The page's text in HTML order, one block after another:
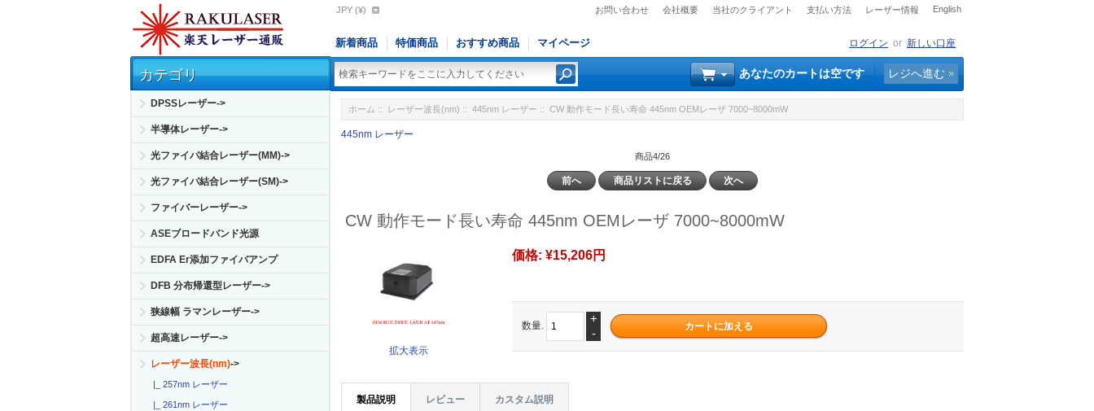
お問い合わせ 会社概要 当社のクライアント 支払い方法 レーザー情報 English
JPY (¥)
新着商品 特価商品 おすすめ商品 マイページ ログイン or 新しい口座
あなたのカートは空です レジへ進む
カテゴリ
DPSSレーザー->
半導体レーザー->
光ファイバ結合レーザー(MM)->
光ファイバ結合レーザー(SM)->
ファイバーレーザー->
ASEブロードバンド光源
EDFA Er添加ファイバアンプ
DFB 分布帰還型レーザー->
狭線幅 ラマンレーザー->
超高速レーザー->
レーザー波長(nm)->
|_ 257nm レーザー
|_ 261nm レーザー
ホーム :: レーザー波長(nm) ::445nm レーザー :: CW 動作モード長い寿命 445nm OEMレーザ 7000~8000mW
445nm レーザー
商品4/26
前へ 商品リストに戻る 次へ
CW 動作モード長い寿命 445nm OEMレーザ 7000~8000mW
拡大表示
価格:¥15,206円
数量.
+
-
製品説明 レビュー カスタム説明